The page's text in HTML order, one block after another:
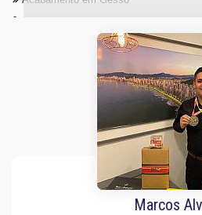
Características do Empreendimento
Portão Eletrônico
Acessibilidade para PNE
Marcos